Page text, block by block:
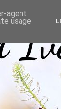
agent
usage